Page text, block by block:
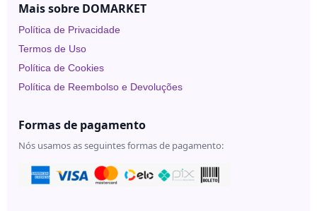
Mais sobre DOMARKET
Política de Privacidade
Termos de Uso
Política de Cookies
Política de Reembolso e Devoluções
Formas de pagamento
Nós usamos as seguintes formas de pagamento: